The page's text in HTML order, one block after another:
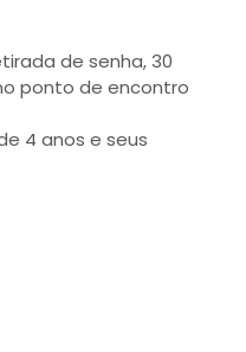
de senha, 30
ponto de encontro
4 anos e seus